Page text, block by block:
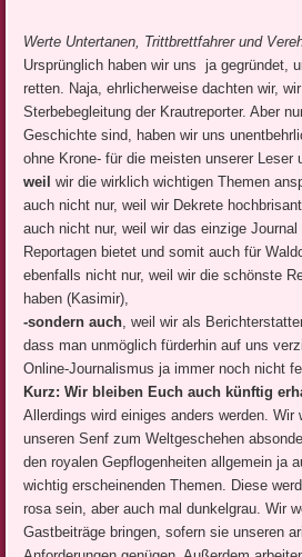
Werte Untertanen, Trittbrettfahrer und
Ursprünglich haben wir uns ja gegründet,
retten. Naja, ehrlicherweise dachten wir,
Sterbebegleitung der Krautreporter. Aber
Geschichte sind, haben wir uns
ohne Krone- für die meisten unserer Leser
weil wir die wirklich wichtigen Themen
auch nicht nur, weil wir Dekrete
auch nicht nur, weil wir das einzige
Reportagen bietet und somit auch für
ebenfalls nicht nur, weil wir die schönste
haben (Kasimir),
-sondern auch, weil wir als
dass man unmöglich fürderhin auf uns
Online-Journalismus ja immer noch nicht
Kurz: Wir bleiben Euch auch künftig
Allerdings wird einiges anders werden. Wir
unseren Senf zum Weltgeschehen
den royalen Gepflogenheiten allgemein ja
wichtig erscheinenden Themen. Diese
rosa sein, aber auch mal dunkelgrau. Wir
Gastbeiträge bringen, sofern sie unseren